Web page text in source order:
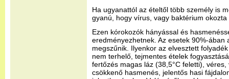
Ha ugyanattól az ételtől több személy is
gyanú, hogy vírus, vagy baktérium
Ezen kórokozók hányással és
eredményezhetnek. Az esetek 90%-ában
megszűnik. Ilyenkor az elvesztett
nem terhelő, tejmentes ételek
fertőzés magas láz (38,5°C feletti),
csökkenő hasmenés, jelentős hasi